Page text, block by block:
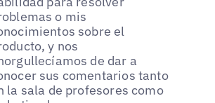
o mis
sobre el
y nos
de dar a
sus comentarios tanto
la sala de profesores como